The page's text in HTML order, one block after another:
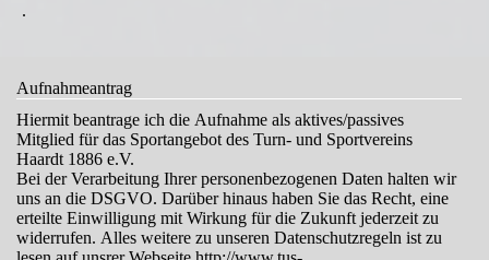
.
Aufnahmeantrag
Hiermit beantrage ich die Aufnahme als aktives/passives
Mitglied für das Sportangebot des Turn- und Sportvereins
Haardt 1886 e.V.
Bei der Verarbeitung Ihrer personenbezogenen Daten halten wir
uns an die DSGVO. Darüber hinaus haben Sie das Recht, eine
erteilte Einwilligung mit Wirkung für die Zukunft jederzeit zu
widerrufen. Alles weitere zu unseren Datenschutzregeln ist zu